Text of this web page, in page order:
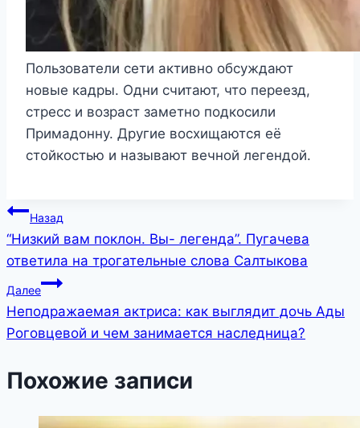
Пользователи сети активно обсуждают
новые кадры. Одни считают, что переезд,
стресс и возраст заметно подкосили
Примадонну. Другие восхищаются её
стойкостью и называют вечной легендой.
Навигация
по
записям
Назад
“Низкий вам поклон. Вы- легенда”. Пугачева
ответила на трогательные слова Салтыкова
Далее
Неподражаемая актриса: как выглядит дочь Ады
Роговцевой и чем занимается наследница?
Похожие записи